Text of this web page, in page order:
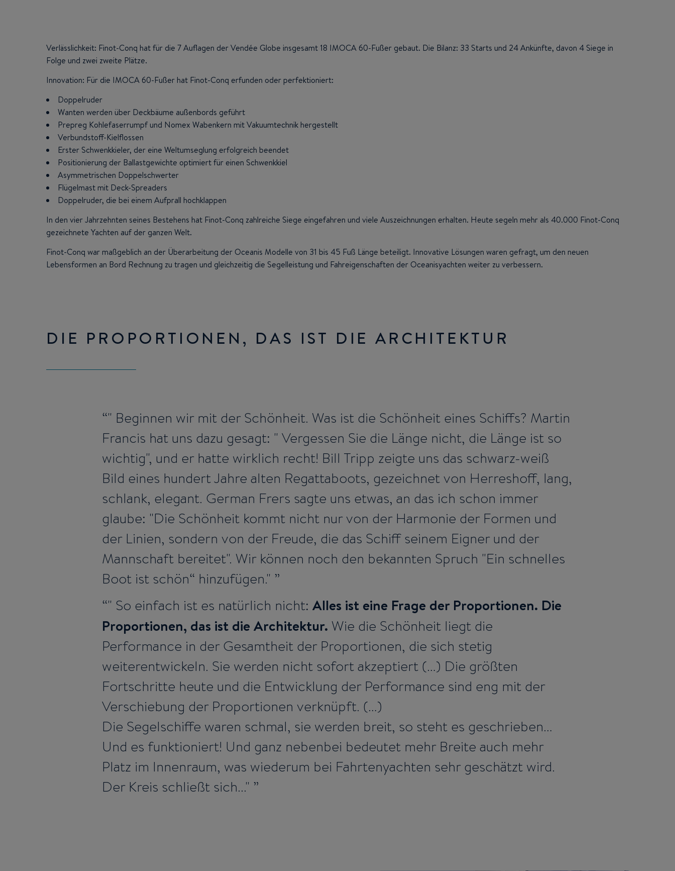
Verlässlichkeit: Finot-Conq hat für die 7 Auflagen der Vendée Globe insgesamt 18 IMOCA 60-Fußer gebaut. Die Bilanz: 33 Starts und 24 Ankünfte, davon 4 Siege in
Folge und zwei zweite Plätze.
Innovation: Für die IMOCA 60-Fußer hat Finot-Conq erfunden oder perfektioniert:
Doppelruder
Wanten werden über Deckbäume außenbords geführt
Prepreg Kohlefaserrumpf und Nomex Wabenkern mit Vakuumtechnik hergestellt
Verbundstoff-Kielflossen
Erster Schwenkkieler, der eine Weltumseglung erfolgreich beendet
Positionierung der Ballastgewichte optimiert für einen Schwenkkiel
Asymmetrischen Doppelschwerter
Flügelmast mit Deck-Spreaders
Doppelruder, die bei einem Aufprall hochklappen
In den vier Jahrzehnten seines Bestehens hat Finot-Conq zahlreiche Siege eingefahren und viele Auszeichnungen erhalten. Heute segeln mehr als 40.000 Finot-Conq
gezeichnete Yachten auf der ganzen Welt.
Finot-Conq war maßgeblich an der Überarbeitung der Oceanis Modelle von 31 bis 45 Fuß Länge beteiligt. Innovative Lösungen waren gefragt, um den neuen
Lebensformen an Bord Rechnung zu tragen und gleichzeitig die Segelleistung und Fahreigenschaften der Oceanisyachten weiter zu verbessern.
DIE PROPORTIONEN, DAS IST DIE ARCHITEKTUR
" Beginnen wir mit der Schönheit. Was ist die Schönheit eines Schiffs? Martin
Francis hat uns dazu gesagt: " Vergessen Sie die Länge nicht, die Länge ist so
wichtig", und er hatte wirklich recht! Bill Tripp zeigte uns das schwarz-weiß
Bild eines hundert Jahre alten Regattaboots, gezeichnet von Herreshoff, lang,
schlank, elegant. German Frers sagte uns etwas, an das ich schon immer
glaube: "Die Schönheit kommt nicht nur von der Harmonie der Formen und
der Linien, sondern von der Freude, die das Schiff seinem Eigner und der
Mannschaft bereitet". Wir können noch den bekannten Spruch "Ein schnelles
Boot ist schön“ hinzufügen."
" So einfach ist es natürlich nicht: Alles ist eine Frage der Proportionen. Die
Proportionen, das ist die Architektur. Wie die Schönheit liegt die
Performance in der Gesamtheit der Proportionen, die sich stetig
weiterentwickeln. Sie werden nicht sofort akzeptiert (…) Die größten
Fortschritte heute und die Entwicklung der Performance sind eng mit der
Verschiebung der Proportionen verknüpft. (…)
Die Segelschiffe waren schmal, sie werden breit, so steht es geschrieben…
Und es funktioniert! Und ganz nebenbei bedeutet mehr Breite auch mehr
Platz im Innenraum, was wiederum bei Fahrtenyachten sehr geschätzt wird.
Der Kreis schließt sich..."